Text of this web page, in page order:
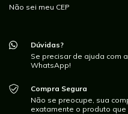
Não sei meu CEP
Dúvidas?
Se precisar de ajuda com
WhatsApp!
Compra Segura
Não se preocupe, sua
exatamente o produto que